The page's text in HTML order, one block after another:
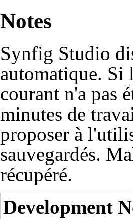
Notes
Synfig Studio
automatique. Si
courant n'a pas
minutes de
proposer à
sauvegardés.
récupéré.
Development